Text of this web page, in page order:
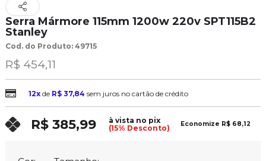
Serra Mármore 115mm 1200w 220v SPT115B2
Stanley
Cod. do Produto: 49715
R$ 454,11
12xde R$ 37,84 sem juros no cartão de crédito
R$ 385,99
à vista no pix
(15% Desconto)
Economize R$ 68,12